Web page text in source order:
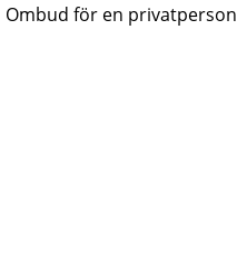
Ombud för en privatperson